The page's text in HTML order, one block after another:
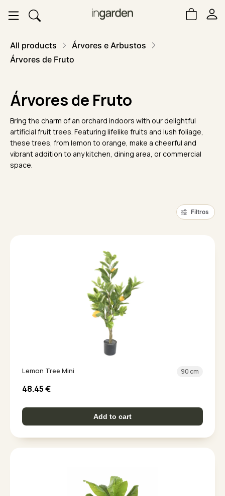
All products
Árvores e Arbustos
Árvores de Fruto
Árvores de Fruto
Bring the charm of an orchard indoors with our delightful
artificial fruit trees. Featuring lifelike fruits and lush foliage,
these trees, from lemon to orange, make a cheerful and
vibrant addition to any kitchen, dining area, or commercial
space.
Filtros
Lemon Tree Mini 90 cm
48.45€
Add to cart